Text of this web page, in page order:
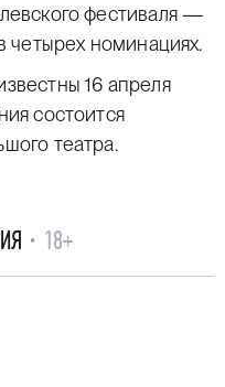
фестиваля —
четырех номинациях.
16 апреля
состоится
театра.
18+